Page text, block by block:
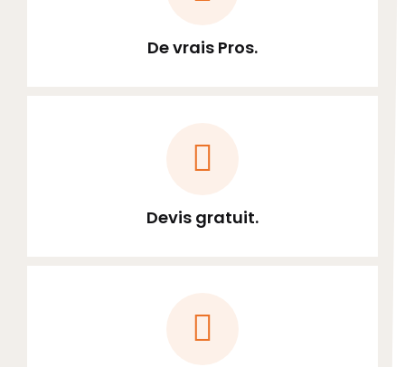
De vrais Pros.
Devis gratuit.